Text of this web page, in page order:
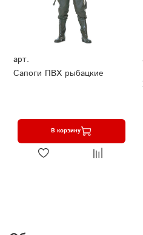
арт.
Сапоги ПВХ рыбацкие
В корзину